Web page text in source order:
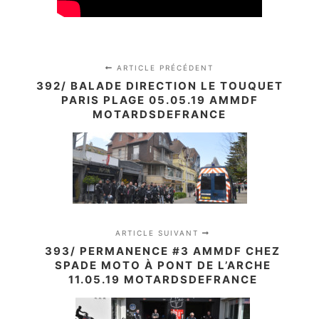
ARTICLE PRÉCÉDENT
392/ BALADE DIRECTION LE TOUQUET
PARIS PLAGE 05.05.19 AMMDF
MOTARDSDEFRANCE
ARTICLE SUIVANT
393/ PERMANENCE #3 AMMDF CHEZ
SPADE MOTO À PONT DE L’ARCHE
11.05.19 MOTARDSDEFRANCE